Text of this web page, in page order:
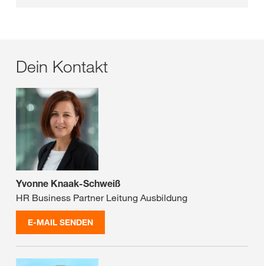
Dein Kontakt
Yvonne Knaak-Schweiß
HR Business Partner Leitung Ausbildung
E-MAIL SENDEN